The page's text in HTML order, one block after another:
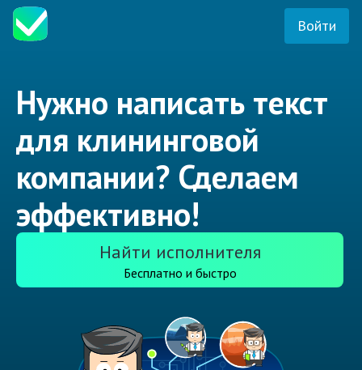
Войти
Нужно написать текст
для клининговой
компании? Сделаем
эффективно!
Найти исполнителя
Бесплатно и быстро